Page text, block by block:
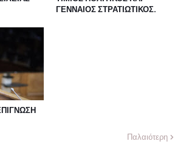
ΓΕΝΝΑΙΟΣ ΣΤΡΑΤΙΩΤΙΚΟΣ.
Παλαιότερη